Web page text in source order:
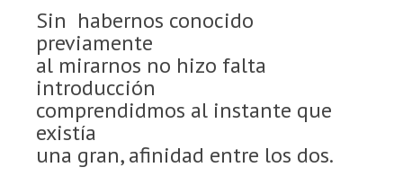
Sin habernos conocido
previamente
al mirarnos no hizo falta
introducción
comprendidmos al instante que
existía
una gran, afinidad entre los dos.